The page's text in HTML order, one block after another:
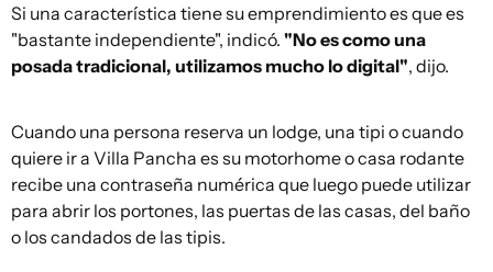
Si una característica tiene su emprendimiento es que es
"bastante independiente", indicó. "No es como una
posada tradicional, utilizamos mucho lo digital", dijo.
Cuando una persona reserva un lodge, una tipi o cuando
quiere ir a Villa Pancha es su motorhome o casa rodante
recibe una contraseña numérica que luego puede utilizar
para abrir los portones, las puertas de las casas, del baño
o los candados de las tipis.